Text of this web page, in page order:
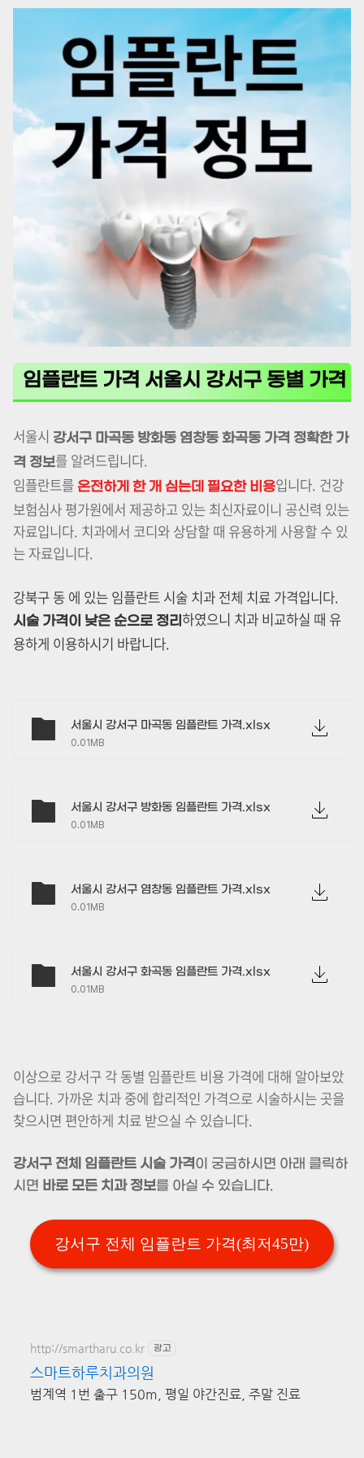
임플란트 가격 서울시 강서구 동별 가격
서울시 강서구 마곡동 방화동 염창동 화곡동 가격 정확한 가
격 정보를 알려드립니다.
임플란트를 온전하게 한 개 심는데 필요한 비용입니다. 건강
보험심사 평가원에서 제공하고 있는 최신자료이니 공신력 있는
자료입니다. 치과에서 코디와 상담할 때 유용하게 사용할 수 있
는 자료입니다.
강북구 동 에 있는 임플란트 시술 치과 전체 치료 가격입니다.
시술 가격이 낮은 순으로 정리하였으니 치과 비교하실 때 유
용하게 이용하시기 바랍니다.
서울시 강서구 마곡동 임플란트 가격.xlsx
0.01MB
서울시 강서구 방화동 임플란트 가격.xlsx
0.01MB
서울시 강서구 염창동 임플란트 가격.xlsx
0.01MB
서울시 강서구 화곡동 임플란트 가격.xlsx
0.01MB
이상으로 강서구 각 동별 임플란트 비용 가격에 대해 알아보았
습니다. 가까운 치과 중에 합리적인 가격으로 시술하시는 곳을
찾으시면 편안하게 치료 받으실 수 있습니다.
강서구 전체 임플란트 시술 가격이 궁금하시면 아래 클릭하
시면 바로 모든 치과 정보를 아실 수 있습니다.
강서구 전체 임플란트 가격(최저45만)
http://smartharu.co.kr 광고
스마트하루치과의원
범계역 1번 출구 150m, 평일 야간진료, 주말 진료